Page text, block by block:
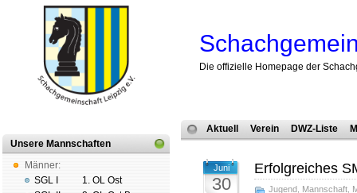
Die offizielle Homepage der
Unsere Mannschaften
Männer:
SGL I
1. OL Ost
Aktuell Verein DWZ-Liste
Juni
30
Erfolgreiches
Jugend Mannschaft